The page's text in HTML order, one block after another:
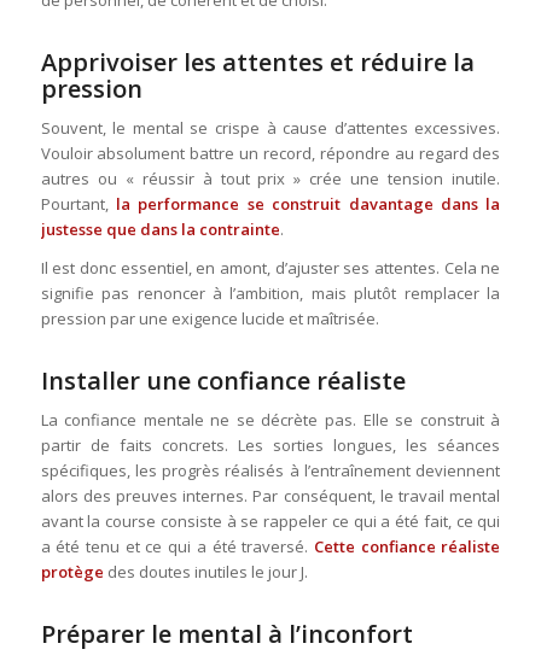
Apprivoiser les attentes et réduire la
pression
Souvent, le mental se crispe à cause d’attentes excessives.
Vouloir absolument battre un record, répondre au regard des
autres ou « réussir à tout prix » crée une tension inutile.
Pourtant, la performance se construit davantage dans la
justesse que dans la contrainte.
Il est donc essentiel, en amont, d’ajuster ses attentes. Cela ne
signifie pas renoncer à l’ambition, mais plutôt remplacer la
pression par une exigence lucide et maîtrisée.
Installer une confiance réaliste
La confiance mentale ne se décrète pas. Elle se construit à
partir de faits concrets. Les sorties longues, les séances
spécifiques, les progrès réalisés à l’entraînement deviennent
alors des preuves internes. Par conséquent, le travail mental
avant la course consiste à se rappeler ce qui a été fait, ce qui
a été tenu et ce qui a été traversé. Cette confiance réaliste
protège des doutes inutiles le jour J.
Préparer le mental à l’inconfort